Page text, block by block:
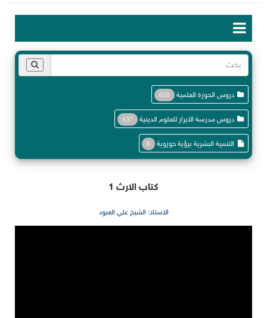
دروس الحوزة العلمية 610
دروس مدرسة الابرار للعلوم الدينية 437
التنمية البشرية برؤية حوزوية 6
كتاب الارث 1
الاستاذ: الشيخ علي العبود